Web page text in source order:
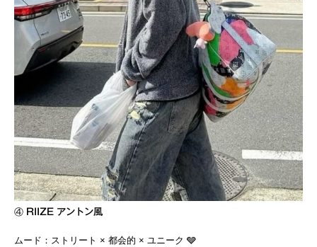
④ RIIZE アントン風
ムード：ストリート × 都会的 × ユニーク 🩶